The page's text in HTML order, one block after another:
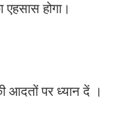
होगा।
आदतों पर ध्यान दें ।